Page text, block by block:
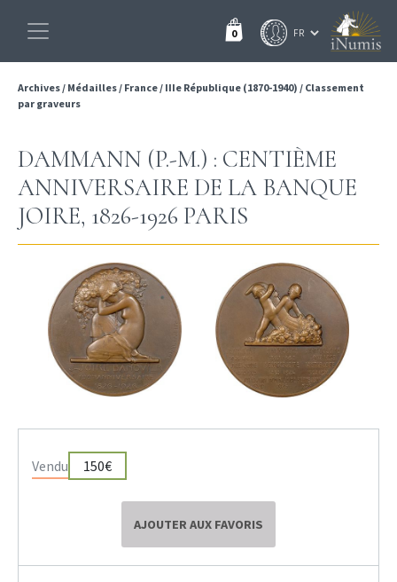
0
Archives/ Médailles/ France/ IIIe République (1870-1940) / Classement
par graveurs
DAMMANN (P.-M.) : CENTIÈME
ANNIVERSAIRE DE LA BANQUE
JOIRE, 1826-1926 PARIS
Vendu 150€
AJOUTER AUX FAVORIS